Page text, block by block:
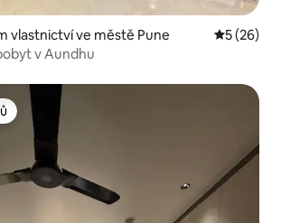
vlastnictví ve městě Pune Průměrné
5 (26)
v Aundhu